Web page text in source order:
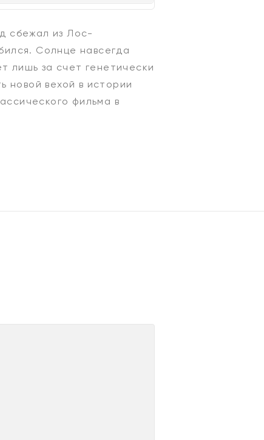
сбежал из Лос-
Солнце навсегда
лишь за счет генетически
новой вехой в истории
фильма в